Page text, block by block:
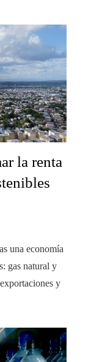
la renta
una economía
gas natural y
y